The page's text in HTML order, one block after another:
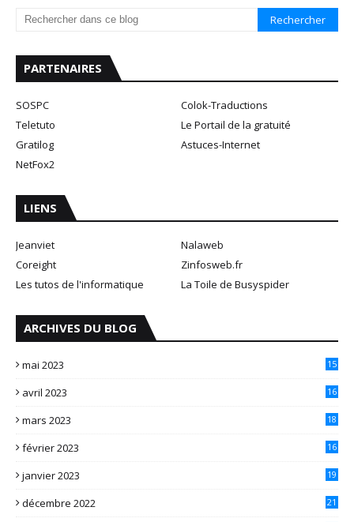
PARTENAIRES
SOSPC
Colok-Traductions
Teletuto
Le Portail de la gratuité
Gratilog
Astuces-Internet
NetFox2
LIENS
Jeanviet
Nalaweb
Coreight
Zinfosweb.fr
Les tutos de l'informatique
La Toile de Busyspider
ARCHIVES DU BLOG
mai 2023 15
avril 2023 16
mars 2023 18
février 2023 16
janvier 2023 19
décembre 2022 21